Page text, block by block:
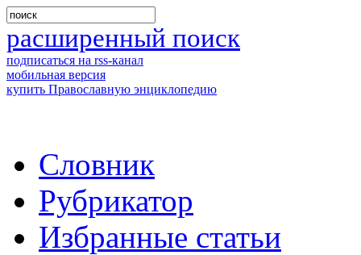
расширенный поиск
подписаться на rss-канал
мобильная версия
купить Православную энциклопедию
Словник
Рубрикатор
Избранные статьи